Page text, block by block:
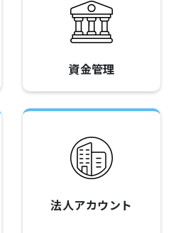
資金管理
法人アカウント